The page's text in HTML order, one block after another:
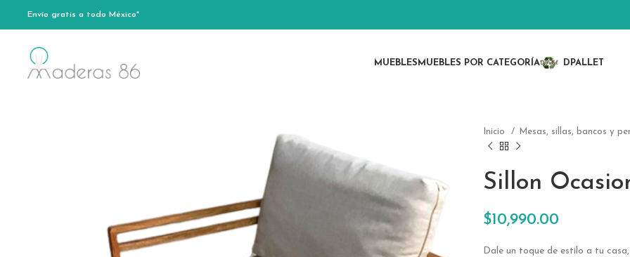
Envío gratis a todo México*
MUEBLES MUEBLES POR CATEGORÍA DPALLET
Inicio Mesas, sillas, bancos y
Sillon
$10,990.00
Dale un toque de estilo a tu